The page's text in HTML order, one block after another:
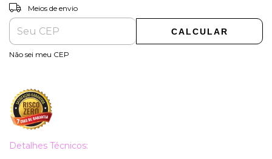
Entregas para o CEP:
Meios de envio
CALCULAR
Não sei meu CEP
Detalhes Técnicos: